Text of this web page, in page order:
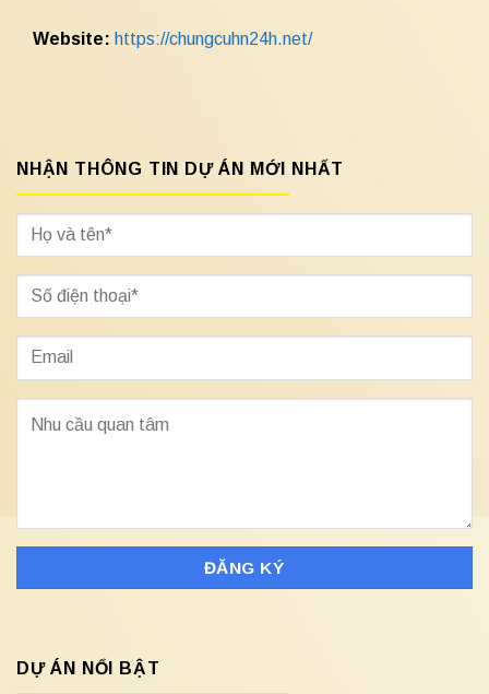
Website: https://chungcuhn24h.net/
NHẬN THÔNG TIN DỰ ÁN MỚI NHẤT
DỰ ÁN NỔI BẬT